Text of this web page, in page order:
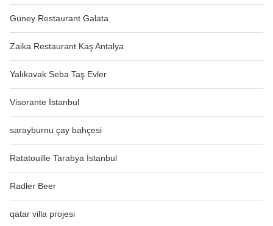
Güney Restaurant Galata
Zaika Restaurant Kaş Antalya
Yalıkavak Seba Taş Evler
Visorante İstanbul
sarayburnu çay bahçesi
Ratatouille Tarabya İstanbul
Radler Beer
qatar villa projesi